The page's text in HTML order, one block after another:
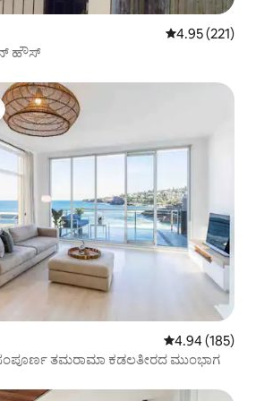
5 ರಲ್ಲಿ 4.95
4.95 (221)
ಹೌಸ್
5 ರಲ್ಲಿ 4.94
4.94 (185)
ತಮರಾಮಾ ಕಡಲತೀರದ ಮುಂಭಾಗ